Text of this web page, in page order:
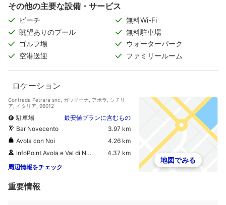
その他の主要な設備・サービス
ビーチ
無料Wi-Fi
眺望ありのプール
無料駐車場
ゴルフ場
ウォーターパーク
空港送迎
ファミリールーム
ロケーション
Contrada Petrara snc, ガッリーナ, アボラ, シチリ
ア, イタリア, 96012
駐車場
最安値プランに含むもの
Bar Novecento
3.97 km
Avola con Noi
4.26 km
InfoPoint Avola e Val di Noto
4.37 km
周辺情報をチェック
地図でみる
重要情報